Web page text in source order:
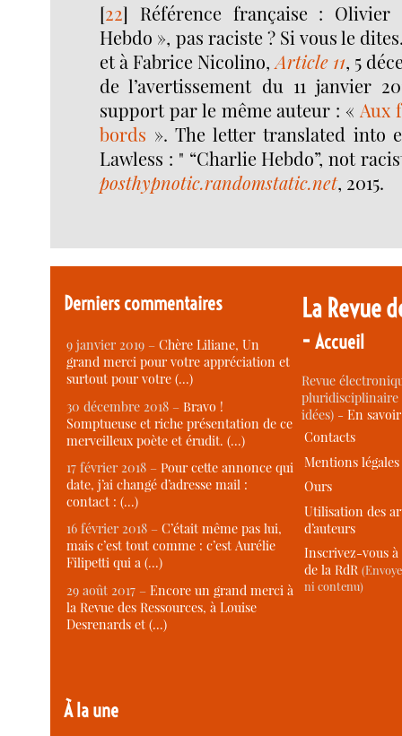
[22] Référence française :
Hebdo », pas raciste ? Si vous le
et à Fabrice Nicolino,Article 11, 5
de l’avertissement du 11 janvier
support par le même auteur : « Aux
bords ». The letter translated into
Lawless : " “Charlie Hebdo”, not
posthypnotic.randomstatic.net, 2015.
Derniers commentaires
9 janvier 2019 –Chère Liliane, Un
grand merci pour votre appréciation et
surtout pour votre (…)
30 décembre 2018 –Bravo !
Somptueuse et riche présentation de ce
merveilleux poète et érudit. (…)
17 février 2018 –Pour cette annonce qui
date, j’ai changé d’adresse mail :
contact : (…)
16 février 2018 –C’était même pas lui,
mais c’est tout comme : c’est Aurélie
Filipetti qui a (…)
29 août 2017 –Encore un grand merci à
la Revue des Ressources, à Louise
Desrenards et (…)
À la une
La Revue
-Accueil
Revue
idées) -En
Contacts
Mentions légales
Ours
Utilisation des
d’auteurs
Inscrivez-vous
de la RdR
ni contenu)